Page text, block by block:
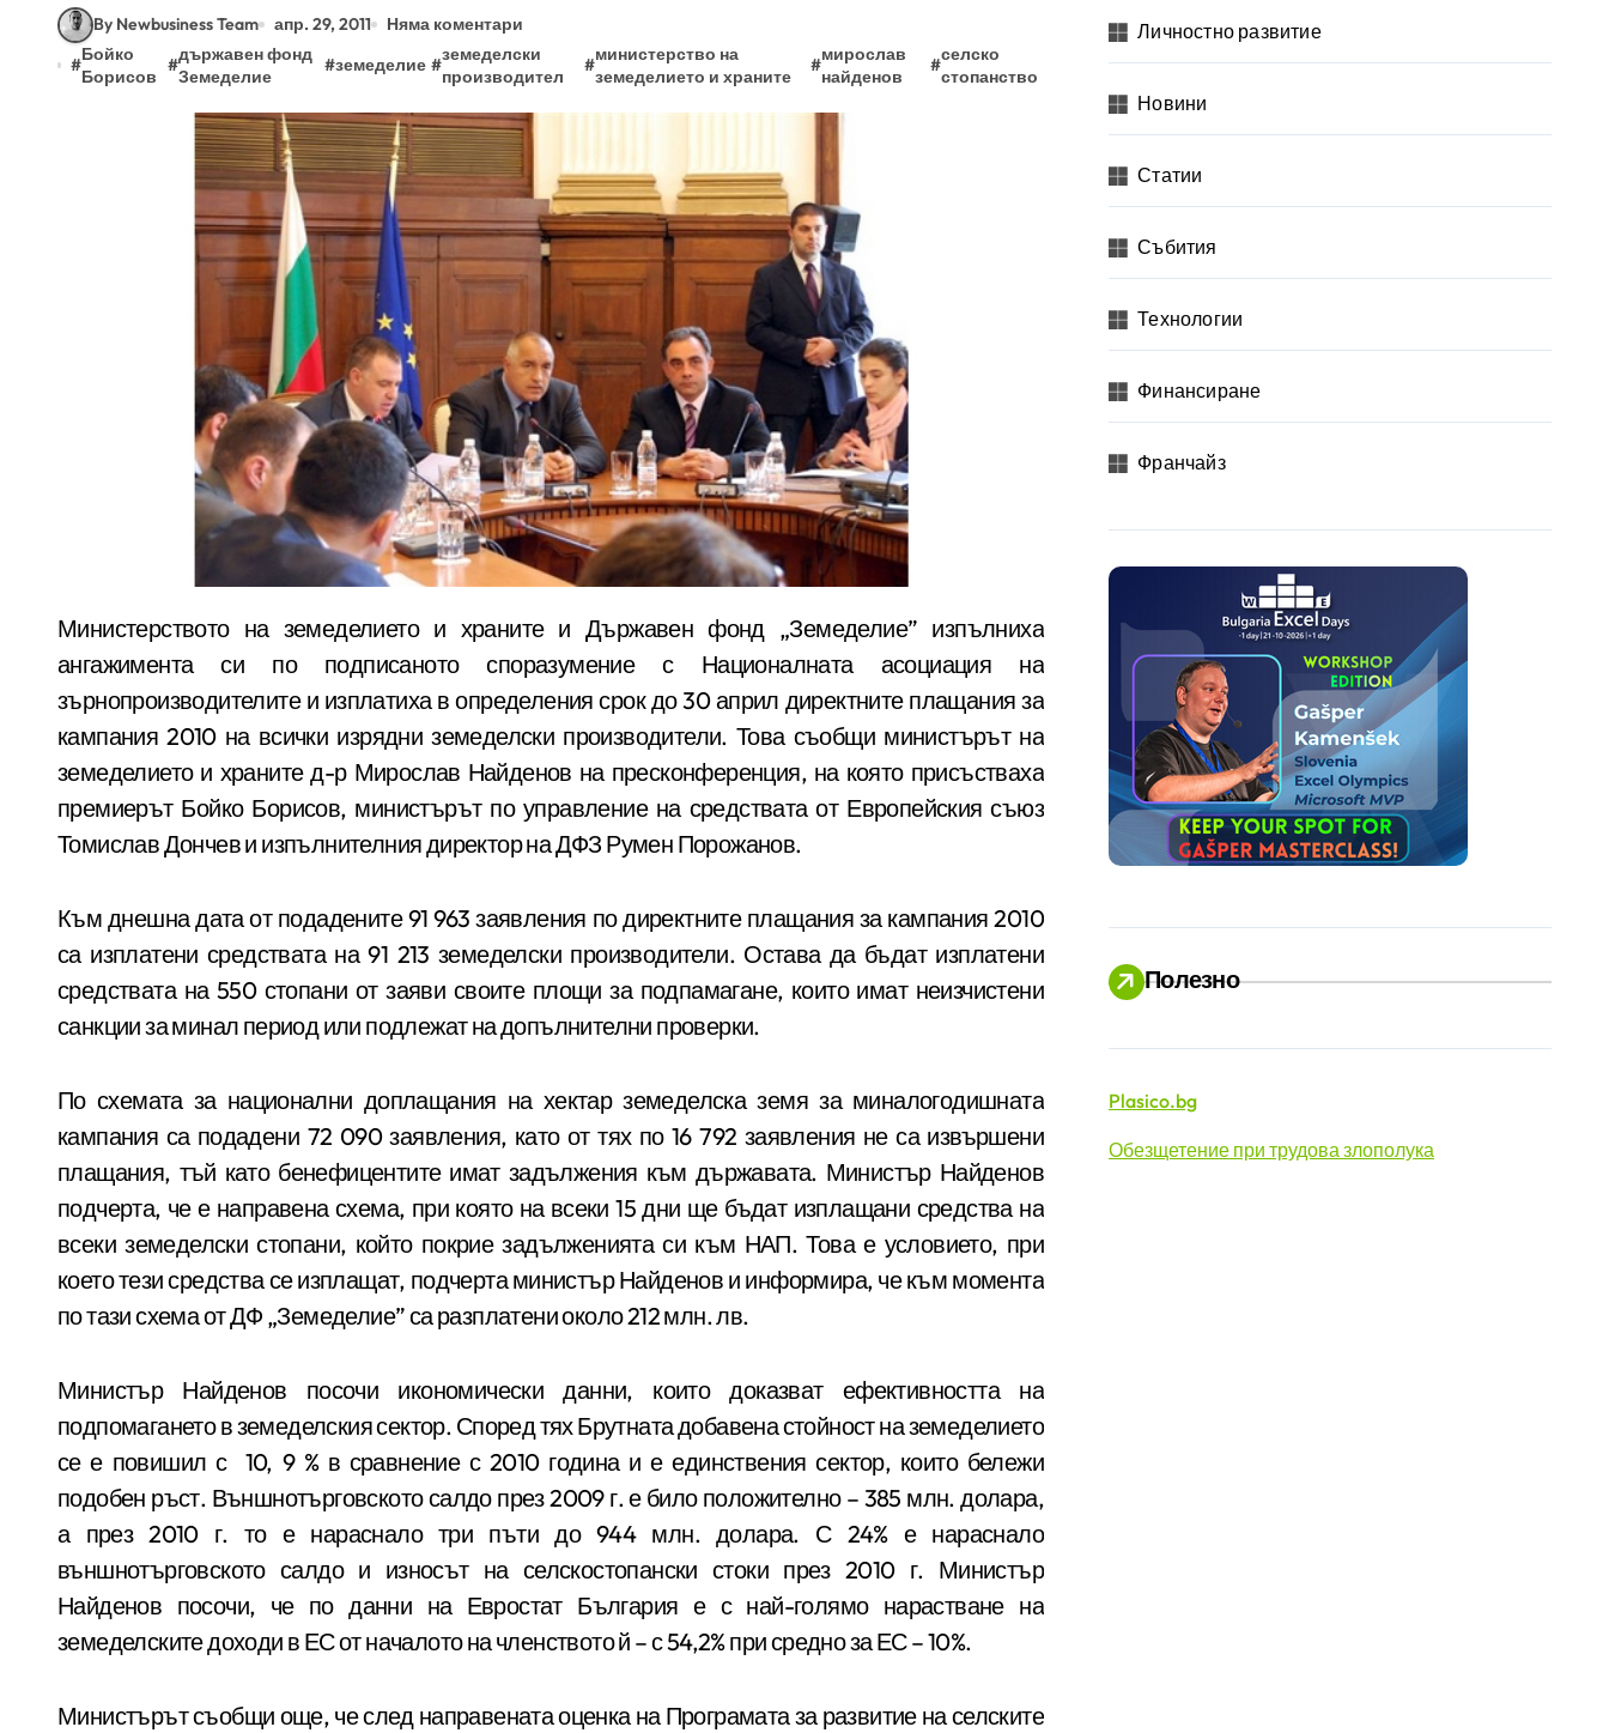
By Newbusiness Team апр. 29, 2011
Няма коментари
#
Бойко
Борисов
#
държавен фонд
Земеделие
#земеделие #
земеделски
производител
#
министерство на
земеделието и храните
#
мирослав
найденов
#
селско
стопанство
Министерството на земеделието и храните и Държавен фонд „Земеделие” изпълниха
ангажимента си по подписаното споразумение с Националната асоциация на
зърнопроизводителите и изплатиха в определения срок до 30 април директните плащания за
кампания 2010 на всички изрядни земеделски производители. Това съобщи министърът на
земеделието и храните д-р Мирослав Найденов на пресконференция, на която присъстваха
премиерът Бойко Борисов, министърът по управление на средствата от Европейския съюз
Томислав Дончев и изпълнителния директор на ДФЗ Румен Порожанов.
Към днешна дата от подадените 91 963 заявления по директните плащания за кампания 2010
са изплатени средствата на 91 213 земеделски производители. Остава да бъдат изплатени
средствата на 550 стопани от заяви своите площи за подпамагане, които имат неизчистени
санкции за минал период или подлежат на допълнителни проверки.
По схемата за национални доплащания на хектар земеделска земя за миналогодишната
кампания са подадени 72 090 заявления, като от тях по 16 792 заявления не са извършени
плащания, тъй като бенефицентите имат задължения към държавата. Министър Найденов
подчерта, че е направена схема, при която на всеки 15 дни ще бъдат изплащани средства на
всеки земеделски стопани, който покрие задълженията си към НАП. Това е условието, при
което тези средства се изплащат, подчерта министър Найденов и информира, че към момента
по тази схема от ДФ „Земеделие” са разплатени около 212 млн. лв.
Министър Найденов посочи икономически данни, които доказват ефективността на
подпомагането в земеделския сектор. Според тях Брутната добавена стойност на земеделието
се е повишил с 10, 9 % в сравнение с 2010 година и е единствения сектор, които бележи
подобен ръст. Външнотърговското салдо през 2009 г. е било положително – 385 млн. долара,
а през 2010 г. то е нараснало три пъти до 944 млн. долара. С 24% е нараснало
външнотърговското салдо и износът на селскостопански стоки през 2010 г. Министър
Найденов посочи, че по данни на Евростат България е с най-голямо нарастване на
земеделските доходи в ЕС от началото на членството й – с 54,2% при средно за ЕС – 10%.
Министърът съобщи още, че след направената оценка на Програмата за развитие на селските
Личностно развитие
Новини
Статии
Събития
Технологии
Финансиране
Франчайз
Полезно
Plasico.bg
Обезщетение при трудова злополука